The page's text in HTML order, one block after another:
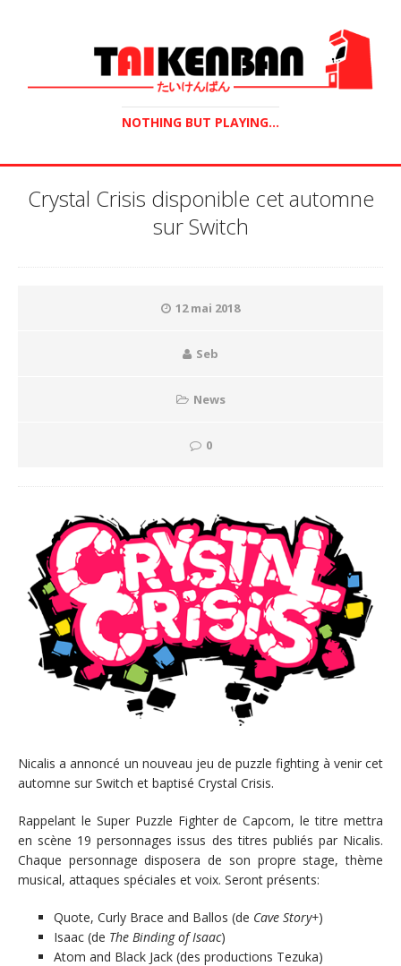
NOTHING BUT PLAYING...
Crystal Crisis disponible cet automne
sur Switch
12 mai 2018
Seb
News
0
Nicalis a annoncé un nouveau jeu de puzzle fighting à venir cet
automne sur Switch et baptisé Crystal Crisis.
Rappelant le Super Puzzle Fighter de Capcom, le titre mettra
en scène 19 personnages issus des titres publiés par Nicalis.
Chaque personnage disposera de son propre stage, thème
musical, attaques spéciales et voix. Seront présents:
Quote, Curly Brace and Ballos (de Cave Story+)
Isaac (de The Binding of Isaac)
Atom and Black Jack (des productions Tezuka)